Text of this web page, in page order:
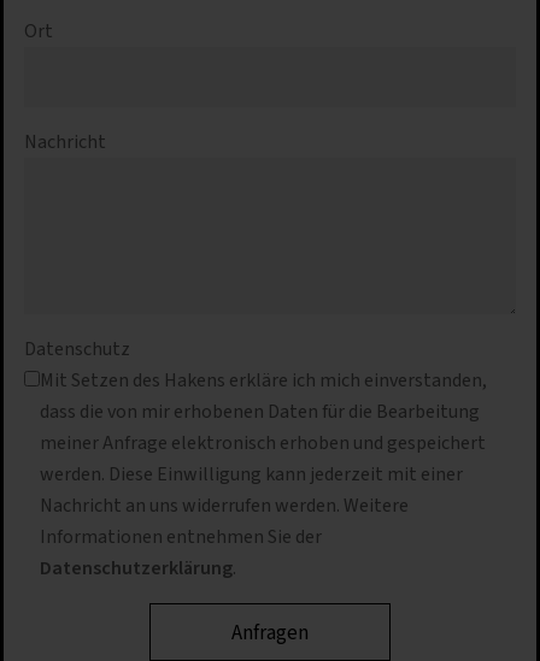
Ort
Nachricht
Datenschutz
Mit Setzen des Hakens erkläre ich mich einverstanden,
dass die von mir erhobenen Daten für die Bearbeitung
meiner Anfrage elektronisch erhoben und gespeichert
werden. Diese Einwilligung kann jederzeit mit einer
Nachricht an uns widerrufen werden. Weitere
Informationen entnehmen Sie der
Datenschutzerklärung.